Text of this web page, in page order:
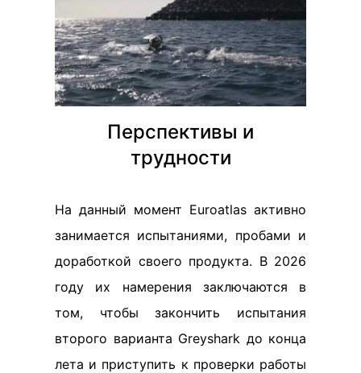
Перспективы и
трудности
На данный момент Euroatlas активно
занимается испытаниями, пробами и
доработкой своего продукта. В 2026
году их намерения заключаются в
том, чтобы закончить испытания
второго варианта Greyshark до конца
лета и приступить к проверки работы